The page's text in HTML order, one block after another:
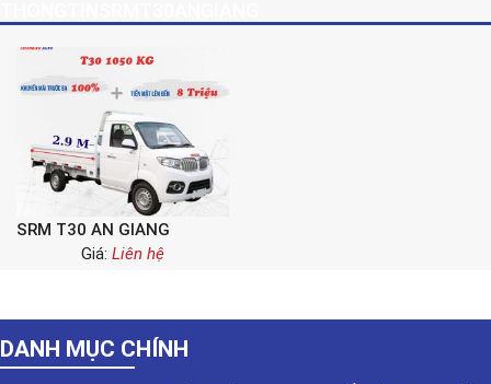
SRM T30 AN GIANG
Giá: Liên hệ
DANH MỤC CHÍNH